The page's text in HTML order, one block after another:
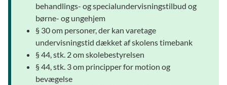
behandlings- og specialundervisningstilbud og
børne- og ungehjem
§ 30 om personer, der kan varetage
undervisningstid dækket af skolens timebank
§ 44, stk. 2 om skolebestyrelsen
§ 44, stk. 3 om principper for motion og
bevægelse